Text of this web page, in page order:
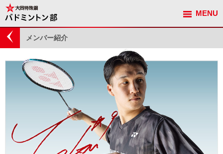
MENU
観戦ガイド
メンバー紹介